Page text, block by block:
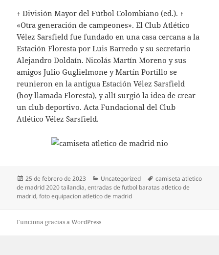
↑ División Mayor del Fútbol Colombiano (ed.). ↑
«Otra generación de campeones». El Club Atlético
Vélez Sarsfield fue fundado en una casa cercana a la
Estación Floresta por Luis Barredo y su secretario
Alejandro Doldaín. Nicolás Martín Moreno y sus
amigos Julio Guglielmone y Martín Portillo se
reunieron en la antigua Estación Vélez Sarsfield
(hoy llamada Floresta), y allí surgió la idea de crear
un club deportivo. Acta Fundacional del Club
Atlético Vélez Sarsfield.
Publicado
el
25 de febrero de 2023 Categorías
Uncategorized Etiquetas
camiseta atletico
de madrid 2020 tailandia,entradas de futbol baratas atletico de
madrid,foto equipacion atletico de madrid
Funciona gracias a WordPress